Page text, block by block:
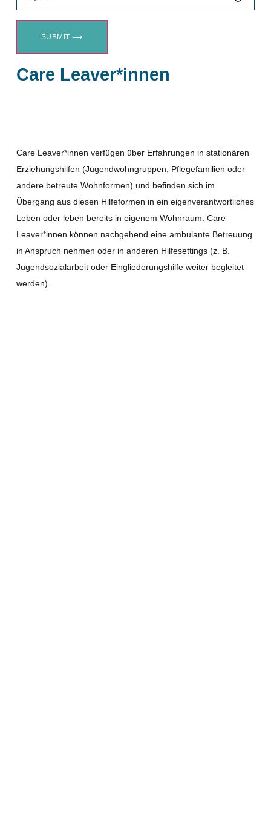
SUBMIT ⟶
Care Leaver*innen
Care Leaver*innen verfügen über Erfahrungen in stationären
Erziehungshilfen (Jugendwohngruppen, Pflegefamilien oder
andere betreute Wohnformen) und befinden sich im
Übergang aus diesen Hilfeformen in ein eigenverantwortliches
Leben oder leben bereits in eigenem Wohnraum. Care
Leaver*innen können nachgehend eine ambulante Betreuung
in Anspruch nehmen oder in anderen Hilfesettings (z. B.
Jugendsozialarbeit oder Eingliederungshilfe weiter begleitet
werden).